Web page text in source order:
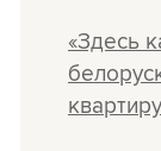
«Здесь